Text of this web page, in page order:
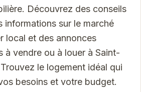
Découvrez des conseils
informations sur le marché
local et des annonces
à vendre ou à louer à Saint-
le logement idéal qui
besoins et votre budget.